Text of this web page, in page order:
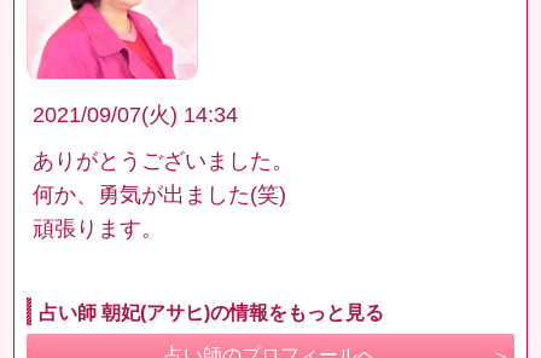
2021/09/07(火) 14:34
ありがとうございました。
何か、勇気が出ました(笑)
頑張ります。
占い師 朝妃(アサヒ)の情報をもっと見る